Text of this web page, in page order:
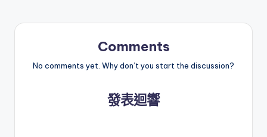
Comments
No comments yet. Why don’t you start the discussion?
發表迴響